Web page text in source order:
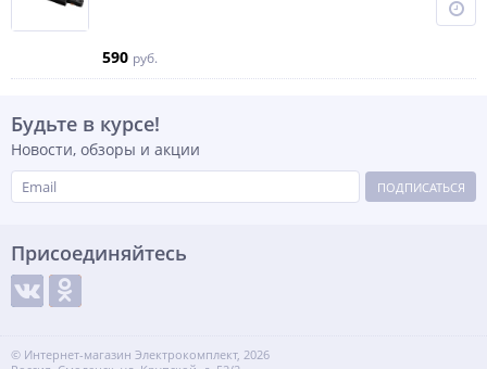
590 руб.
Будьте в курсе!
Новости, обзоры и акции
ПОДПИСАТЬСЯ
Присоединяйтесь
© Интернет-магазин Электрокомплект, 2026